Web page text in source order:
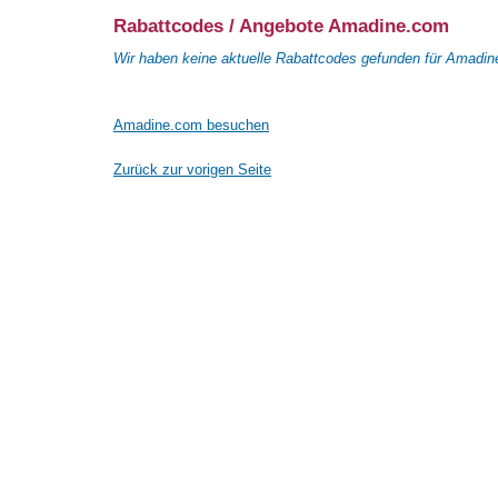
Rabattcodes / Angebote Amadine.com
Wir haben keine aktuelle Rabattcodes gefunden für
Amadine.com besuchen
Zurück zur vorigen Seite